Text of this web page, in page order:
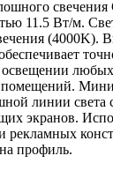
11.5 Вт/м.
(4000K).
освещении
линии света
экранов.
рекламных
профиль.